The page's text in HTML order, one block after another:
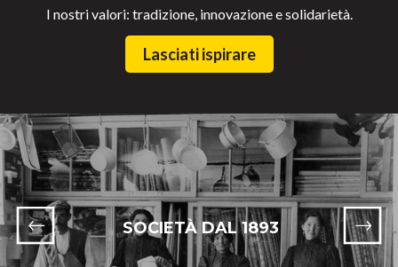
I nostri valori: tradizione, innovazione e solidarietà.
Lasciati ispirare
SOCIETÀ DAL 1893